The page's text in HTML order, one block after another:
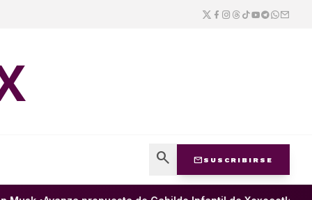
search mail SUSCRIBIRSE